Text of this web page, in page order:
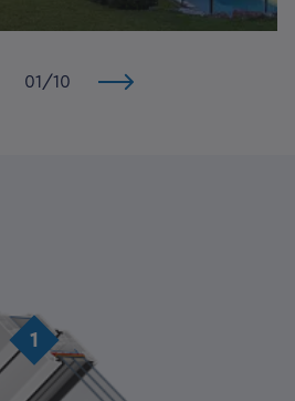
01 /10
1